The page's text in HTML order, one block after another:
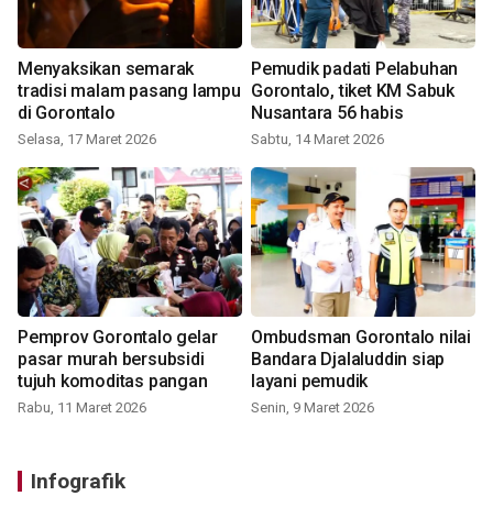
Menyaksikan semarak
tradisi malam pasang lampu
di Gorontalo
Selasa, 17 Maret 2026
Pemudik padati Pelabuhan
Gorontalo, tiket KM Sabuk
Nusantara 56 habis
Sabtu, 14 Maret 2026
Pemprov Gorontalo gelar
pasar murah bersubsidi
tujuh komoditas pangan
Rabu, 11 Maret 2026
Ombudsman Gorontalo nilai
Bandara Djalaluddin siap
layani pemudik
Senin, 9 Maret 2026
Infografik